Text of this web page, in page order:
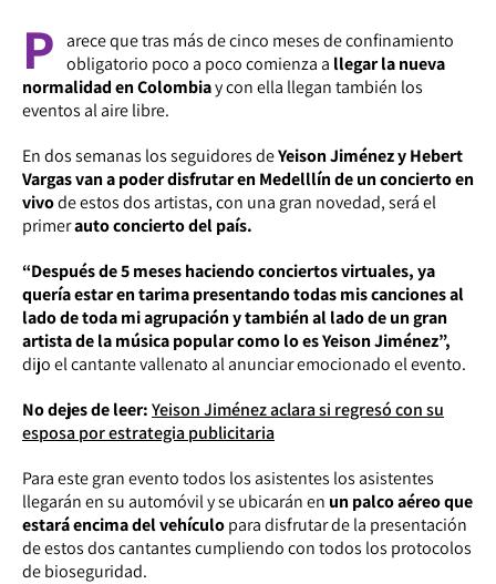
P
arece que tras más de cinco meses de confinamiento
obligatorio poco a poco comienza a llegar la nueva
normalidad en Colombiay con ella llegan también los
eventos al aire libre.
En dos semanas los seguidores deYeison Jiménez y Hebert
Vargas van a poder disfrutar en Medelllín de un concierto en
vivode estos dos artistas, con una gran novedad, será el
primerauto concierto del país.
“Después de 5 meses haciendo conciertos virtuales, ya
quería estar en tarima presentando todas mis canciones al
lado de toda mi agrupación y también al lado de un gran
artista de la música popular como lo es Yeison Jiménez”,
dijo el cantante vallenato al anunciar emocionado el evento.
No dejes de leer:Yeison Jiménez aclara si regresó con su
esposa por estrategia publicitaria
Para este gran evento todos los asistentes los asistentes
llegarán en su automóvil y se ubicarán en un palco aéreo que
estará encima del vehículopara disfrutar de la presentación
de estos dos cantantes cumpliendo con todos los protocolos
de bioseguridad.